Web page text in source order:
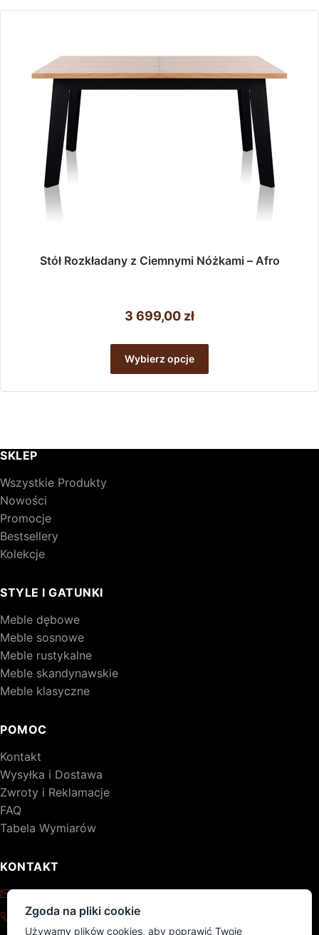
Stół Rozkładany z Ciemnymi Nóżkami – Afro
3 699,00 zł
Wybierz opcje
ma
wybrać
SKLEP
Wszystkie Produkty
Nowości
Promocje
Bestsellery
Kolekcje
STYLE I GATUNKI
Meble dębowe
Meble sosnowe
Meble rustykalne
Meble skandynawskie
Meble klasyczne
POMOC
Kontakt
Wysyłka i Dostawa
Zwroty i Reklamacje
FAQ
Tabela Wymiarów
KONTAKT
kontakt@drewniane-meble.pl
+48 795 776 620
Zgoda na pliki cookie
Używamy plików cookies, aby poprawić Twoje